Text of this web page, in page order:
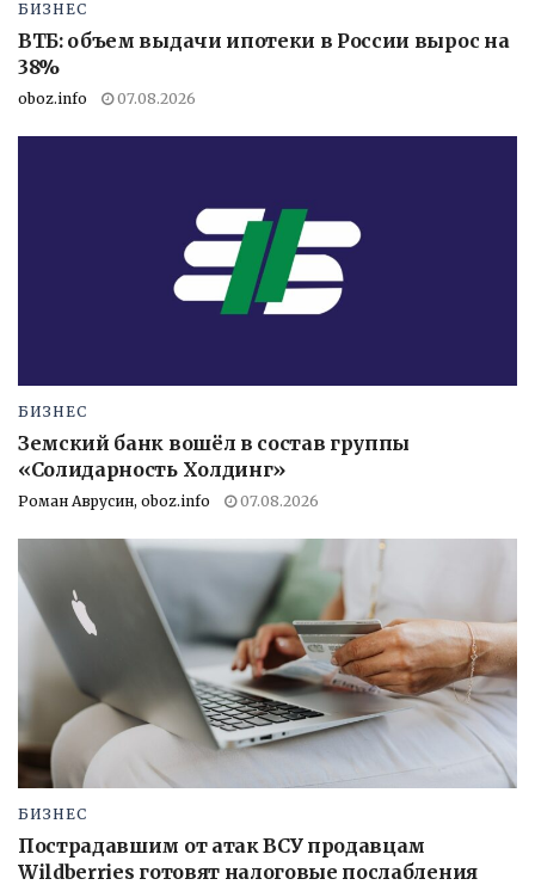
БИЗНЕС
ВТБ: объем выдачи ипотеки в России вырос на
38%
oboz.info 07.08.2026
БИЗНЕС
Земский банк вошёл в состав группы
«Солидарность Холдинг»
Роман Аврусин, oboz.info 07.08.2026
БИЗНЕС
Пострадавшим от атак ВСУ продавцам
Wildberries готовят налоговые послабления